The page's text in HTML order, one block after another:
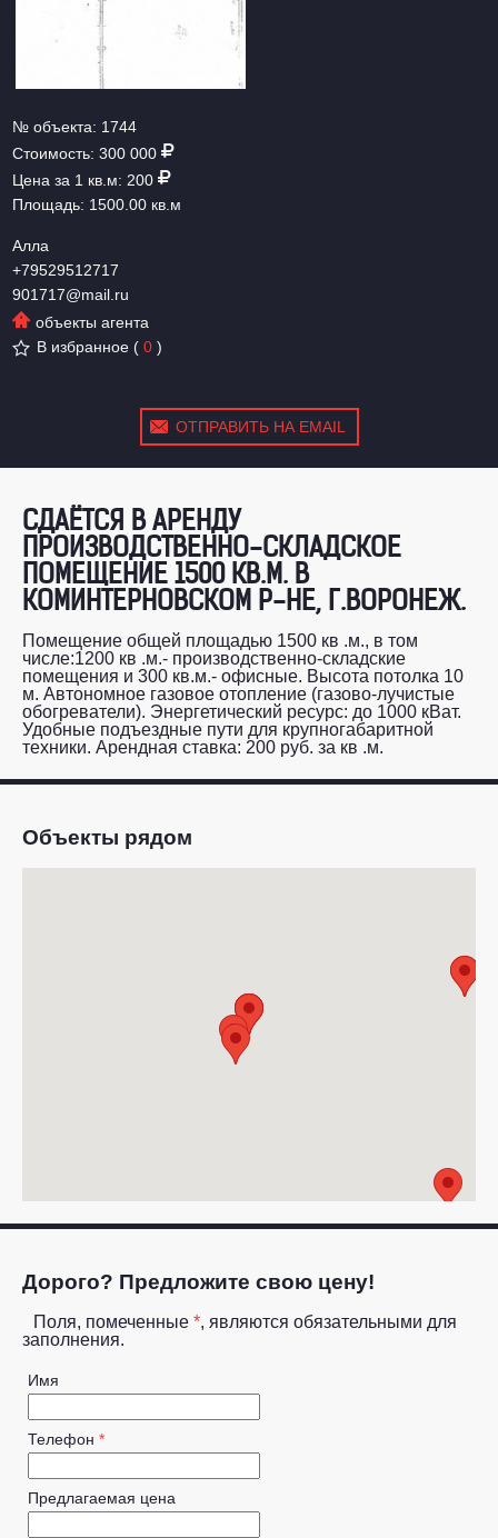
№ объекта: 1744
Стоимость:300 000
Цена за 1 кв.м: 200
Площадь: 1500.00 кв.м
Алла
+79529512717
901717@mail.ru
объекты агента
В избранное (0)
ОТПРАВИТЬ НА EMAIL
СДАЁТСЯ В АРЕНДУ
ПРОИЗВОДСТВЕННО-СКЛАДСКОЕ
ПОМЕЩЕНИЕ 1500 КВ.М. В
КОМИНТЕРНОВСКОМ Р-НЕ, Г.ВОРОНЕЖ.
Помещение общей площадью 1500 кв .м., в том
числе:1200 кв .м.- производственно-складские
помещения и 300 кв.м.- офисные. Высота потолка 10
м. Автономное газовое отопление (газово-лучистые
обогреватели). Энергетический ресурс: до 1000 кВат.
Удобные подъездные пути для крупногабаритной
техники. Арендная ставка: 200 руб. за кв .м.
Объекты рядом
Дорого? Предложите свою цену!
Поля, помеченные *, являются обязательными для
заполнения.
Имя
Телефон *
Предлагаемая цена